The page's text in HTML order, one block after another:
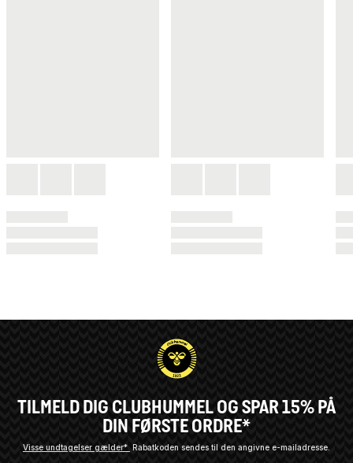
TILMELD DIG CLUBHUMMEL OG SPAR 15% PÅ
DIN FØRSTE ORDRE*
Visse undtagelser gælder* Rabatkoden sendes til den angivne e-mailadresse.